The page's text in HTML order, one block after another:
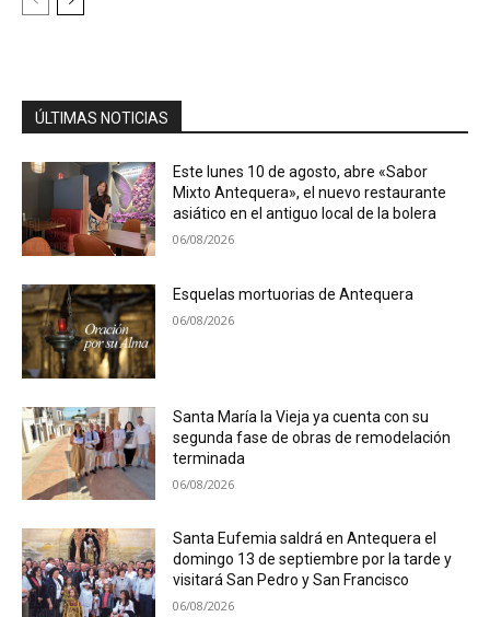
ÚLTIMAS NOTICIAS
Este lunes 10 de agosto, abre «Sabor
Mixto Antequera», el nuevo restaurante
asiático en el antiguo local de la bolera
06/08/2026
Esquelas mortuorias de Antequera
06/08/2026
Santa María la Vieja ya cuenta con su
segunda fase de obras de remodelación
terminada
06/08/2026
Santa Eufemia saldrá en Antequera el
domingo 13 de septiembre por la tarde y
visitará San Pedro y San Francisco
06/08/2026